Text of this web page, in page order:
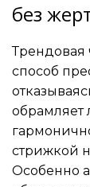
без
Трендовая
способ
обрамляет
стрижкой
Особенно